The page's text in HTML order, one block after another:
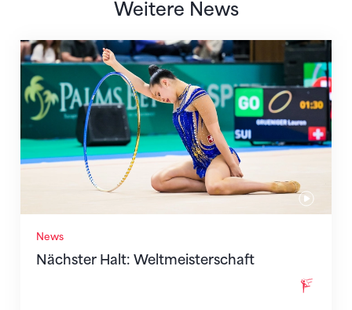
Weitere News
News
Nächster Halt: Weltmeisterschaft
Nächster Halt: Weltmeisterschaft